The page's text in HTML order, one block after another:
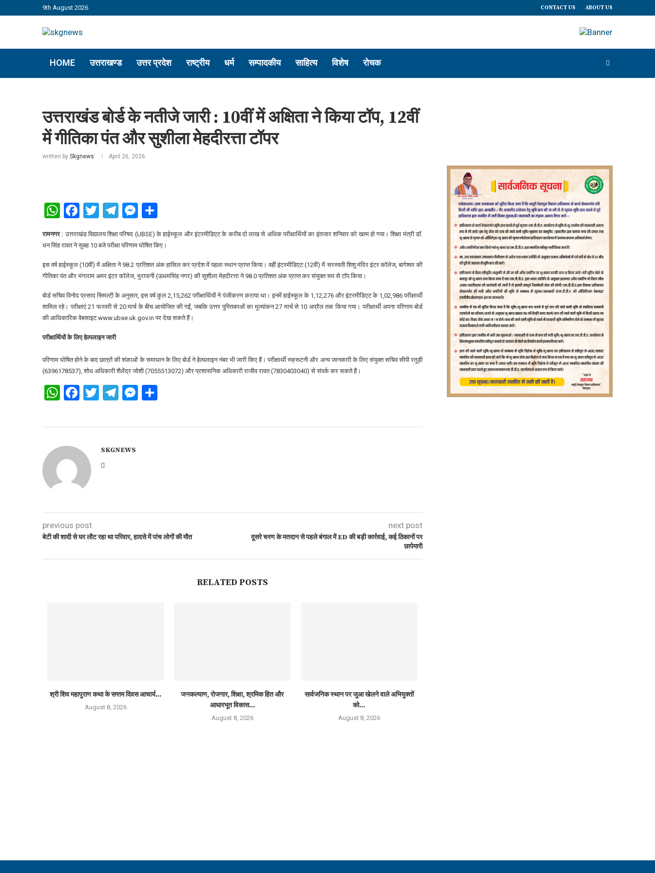
9th August 2026 CONTACT US ABOUT US
HOME उत्तराखण्ड उत्तर प्रदेश राष्ट्रीय धर्म सम्पादकीय साहित्य विशेष रोचक
उत्तराखंड बोर्ड के नतीजे जारी : 10वीं में अक्षिता ने किया टॉप, 12वीं
में गीतिका पंत और सुशीला मेहदीरत्ता टॉपर
written by Skgnews April 26, 2026
WhatsApp
Facebook
Twitter
Telegram
Messenger
रामनगर : उत्तराखंड विद्यालय शिक्षा परिषद (UBSE) के हाईस्कूल और इंटरमीडिएट के करीब दो लाख से अधिक परीक्षार्थियों का इंतजार शनिवार को खत्म हो गया। शिक्षा मंत्री डॉ.
धन सिंह रावत ने सुबह 10 बजे परीक्षा परिणाम घोषित किए।
इस वर्ष हाईस्कूल (10वीं) में अक्षिता ने 98.2 प्रतिशत अंक हासिल कर प्रदेश में पहला स्थान प्राप्त किया। वहीं इंटरमीडिएट (12वीं) में सरस्वती शिशु मंदिर इंटर कॉलेज, बागेश्वर की
गीतिका पंत और भंगाराम अमर इंटर कॉलेज, भुरापानी (ऊधमसिंह नगर) की सुशीला मेहदीरत्ता ने 98.0 प्रतिशत अंक प्राप्त कर संयुक्त रूप से टॉप किया।
बोर्ड सचिव विनोद प्रसाद सिमल्टी के अनुसार, इस वर्ष कुल 2,15,262 परीक्षार्थियों ने पंजीकरण कराया था। इनमें हाईस्कूल के 1,12,276 और इंटरमीडिएट के 1,02,986 परीक्षार्थी
शामिल रहे। परीक्षाएं 21 फरवरी से 20 मार्च के बीच आयोजित की गईं, जबकि उत्तर पुस्तिकाओं का मूल्यांकन 27 मार्च से 10 अप्रैल तक किया गया। परीक्षार्थी अपना परिणाम बोर्ड
की आधिकारिक वेबसाइट www.ubse.uk.gov.in पर देख सकते हैं।
परीक्षार्थियों के लिए हेल्पलाइन जारी
परिणाम घोषित होने के बाद छात्रों की शंकाओं के समाधान के लिए बोर्ड ने हेल्पलाइन नंबर भी जारी किए हैं। परीक्षार्थी स्क्रूटनी और अन्य जानकारी के लिए संयुक्त सचिव सीपी रतूड़ी
(6396178537), शोध अधिकारी शैलेंद्र जोशी (7055513072) और प्रशासनिक अधिकारी राजीव रावत (7830403040) से संपर्क कर सकते हैं।
WhatsApp
Facebook
Twitter
Telegram
Messenger
SKGNEWS
previous post
बेटी की शादी से घर लाैट रहा था परिवार, हादसे में पांच लोगों की मौत
next post
दूसरे चरण के मतदान से पहले बंगाल में ED की बड़ी कार्रवाई, कई ठिकानों पर
छापेमारी
RELATED POSTS
श्री शिव महापुराण कथा के सप्तम दिवस आचार्य...
August 8, 2026
जनकल्याण, रोजगार, शिक्षा, श्रमिक हित और
आधारभूत विकास...
August 8, 2026
सार्वजनिक स्थान पर जुआ खेलने वाले अभियुक्तों
को...
August 8, 2026